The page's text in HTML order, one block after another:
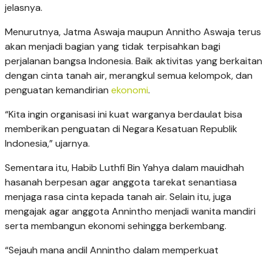
jelasnya.
Menurutnya, Jatma Aswaja maupun Annitho Aswaja terus
akan menjadi bagian yang tidak terpisahkan bagi
perjalanan bangsa Indonesia. Baik aktivitas yang berkaitan
dengan cinta tanah air, merangkul semua kelompok, dan
penguatan kemandirian ekonomi.
“Kita ingin organisasi ini kuat warganya berdaulat bisa
memberikan penguatan di Negara Kesatuan Republik
Indonesia,” ujarnya.
Sementara itu, Habib Luthfi Bin Yahya dalam mauidhah
hasanah berpesan agar anggota tarekat senantiasa
menjaga rasa cinta kepada tanah air. Selain itu, juga
mengajak agar anggota Annintho menjadi wanita mandiri
serta membangun ekonomi sehingga berkembang.
“Sejauh mana andil Annintho dalam memperkuat